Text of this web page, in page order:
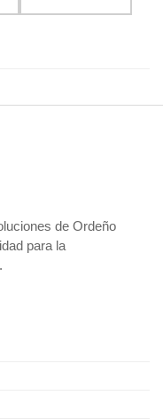
de Ordeño
para la